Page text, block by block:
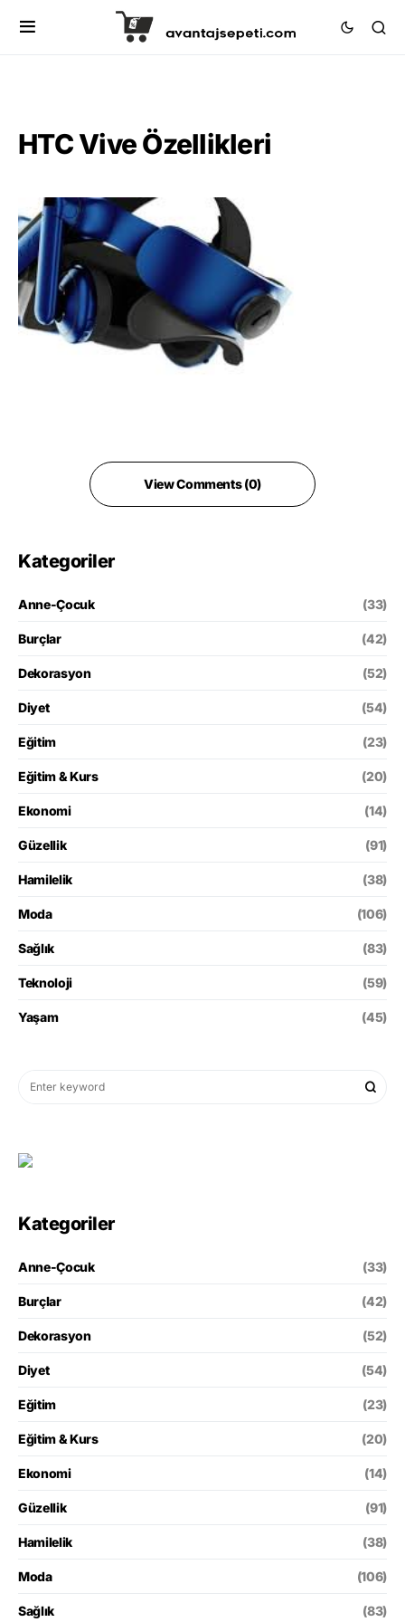
HTC Vive Özellikleri
View Comments (0)
Kategoriler
Anne-Çocuk (33)
Burçlar (42)
Dekorasyon (52)
Diyet (54)
Eğitim (23)
Eğitim & Kurs (20)
Ekonomi (14)
Güzellik (91)
Hamilelik (38)
Moda (106)
Sağlık (83)
Teknoloji (59)
Yaşam (45)
Kategoriler
Anne-Çocuk (33)
Burçlar (42)
Dekorasyon (52)
Diyet (54)
Eğitim (23)
Eğitim & Kurs (20)
Ekonomi (14)
Güzellik (91)
Hamilelik (38)
Moda (106)
Sağlık (83)